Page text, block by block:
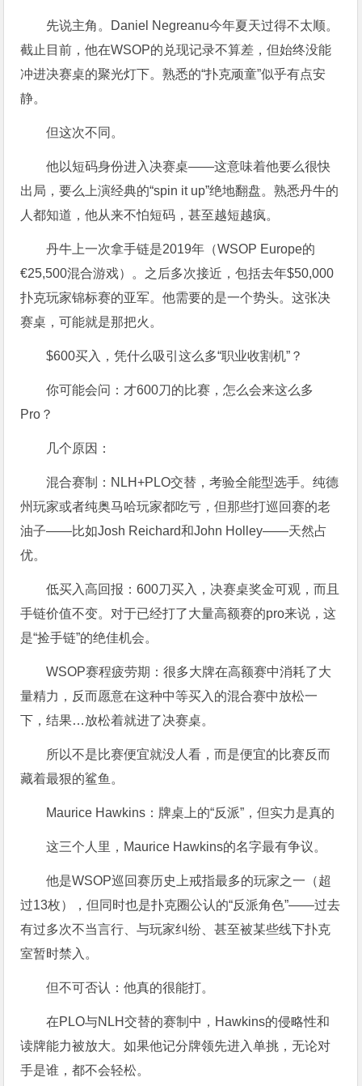
先说主角。Daniel Negreanu今年夏天过得不太顺。
截止目前，他在WSOP的兑现记录不算差，但始终没能
冲进决赛桌的聚光灯下。熟悉的“扑克顽童”似乎有点安
静。
但这次不同。
他以短码身份进入决赛桌——这意味着他要么很快
出局，要么上演经典的“spin it up”绝地翻盘。熟悉丹牛的
人都知道，他从来不怕短码，甚至越短越疯。
丹牛上一次拿手链是2019年（WSOP Europe的
€25,500混合游戏）。之后多次接近，包括去年$50,000
扑克玩家锦标赛的亚军。他需要的是一个势头。这张决
赛桌，可能就是那把火。
$600买入，凭什么吸引这么多“职业收割机”？
你可能会问：才600刀的比赛，怎么会来这么多
Pro？
几个原因：
混合赛制：NLH+PLO交替，考验全能型选手。纯德
州玩家或者纯奥马哈玩家都吃亏，但那些打巡回赛的老
油子——比如Josh Reichard和John Holley——天然占
优。
低买入高回报：600刀买入，决赛桌奖金可观，而且
手链价值不变。对于已经打了大量高额赛的pro来说，这
是“捡手链”的绝佳机会。
WSOP赛程疲劳期：很多大牌在高额赛中消耗了大
量精力，反而愿意在这种中等买入的混合赛中放松一
下，结果…放松着就进了决赛桌。
所以不是比赛便宜就没人看，而是便宜的比赛反而
藏着最狠的鲨鱼。
Maurice Hawkins：牌桌上的“反派”，但实力是真的
这三个人里，Maurice Hawkins的名字最有争议。
他是WSOP巡回赛历史上戒指最多的玩家之一（超
过13枚），但同时也是扑克圈公认的“反派角色”——过去
有过多次不当言行、与玩家纠纷、甚至被某些线下扑克
室暂时禁入。
但不可否认：他真的很能打。
在PLO与NLH交替的赛制中，Hawkins的侵略性和
读牌能力被放大。如果他记分牌领先进入单挑，无论对
手是谁，都不会轻松。